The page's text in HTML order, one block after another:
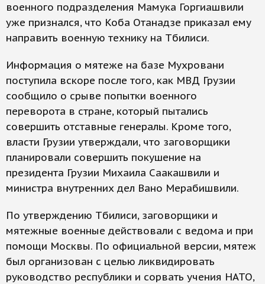
военного подразделения Мамука Горгиашвили
уже признался, что Коба Отанадзе приказал ему
направить военную технику на Тбилиси.
Информация о мятеже на базе Мухровани
поступила вскоре после того, как МВД Грузии
сообщило о срыве попытки военного
переворота в стране, который пытались
совершить отставные генералы. Кроме того,
власти Грузии утверждали, что заговорщики
планировали совершить покушение на
президента Грузии Михаила Саакашвили и
министра внутренних дел Вано Мерабишвили.
По утверждению Тбилиси, заговорщики и
мятежные военные действовали с ведома и при
помощи Москвы. По официальной версии, мятеж
был организован с целью ликвидировать
руководство республики и сорвать учения НАТО,